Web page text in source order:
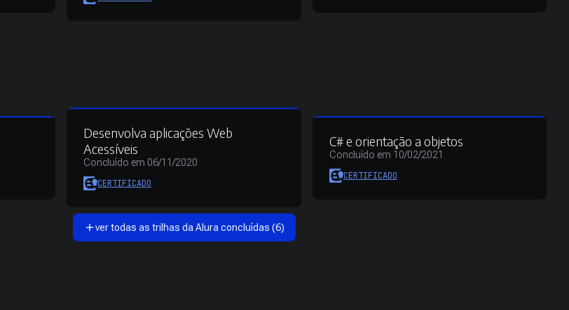
Desenvolva aplicações Web
Acessíveis
Concluído em 06/11/2020
CERTIFICADO
C# e orientação a objetos
Concluído em 10/02/2021
CERTIFICADO
ver todas as trilhas da Alura concluídas (6)